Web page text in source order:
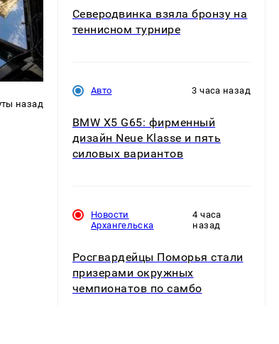
назад
Северодвинка взяла бронзу на
теннисном турнире
Авто 3 часа назад
BMW X5 G65: фирменный
дизайн Neue Klasse и пять
силовых вариантов
Новости
Архангельска
4 часа
назад
Росгвардейцы Поморья стали
призерами окружных
чемпионатов по самбо